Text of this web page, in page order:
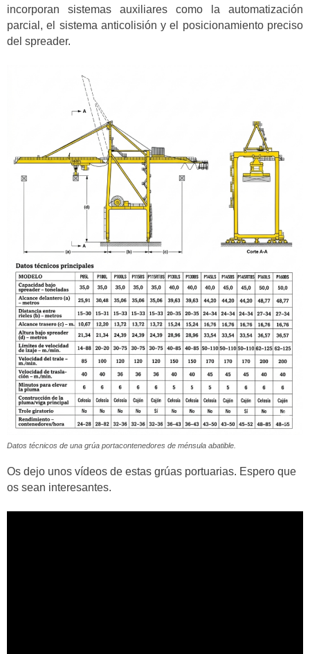
incorporan sistemas auxiliares como la automatización
parcial, el sistema anticolisión y el posicionamiento preciso
del spreader.
Datos técnicos de una grúa portacontenedores de ménsula abatible.
Os dejo unos vídeos de estas grúas portuarias. Espero que
os sean interesantes.